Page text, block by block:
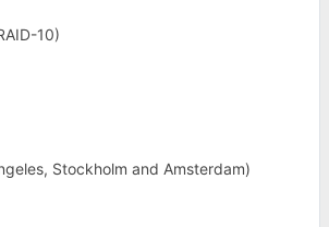
10)
Stockholm and Amsterdam)